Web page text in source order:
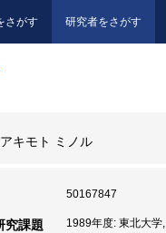
さがす 研究者をさがす
アキモト ミノル
50167847
究課題
1989年度: 東北大学